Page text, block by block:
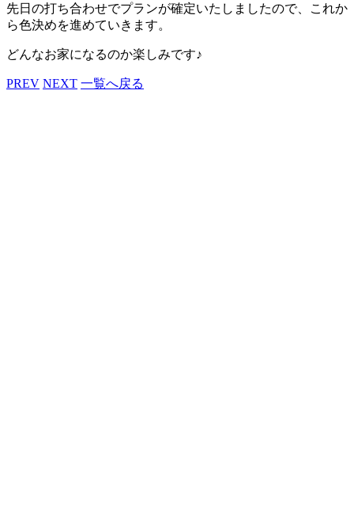
先日の打ち合わせでプランが確定いたしましたので、これか
ら色決めを進めていきます。
どんなお家になるのか楽しみです♪
PREV NEXT 一覧へ戻る